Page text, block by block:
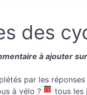
des
à ajouter
par les
à vélo ?
tous les